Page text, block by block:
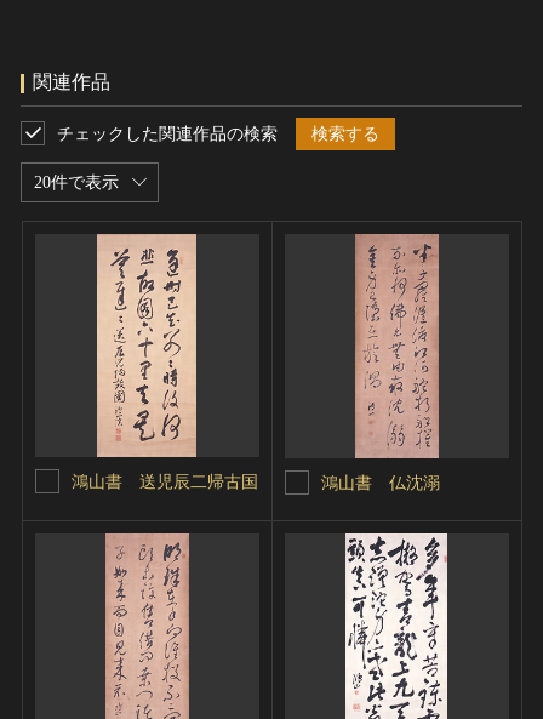
関連作品
20件で表示
チェックした関連作品の検索 検索する
鴻山書 送児辰二帰古国 鴻山書 仏沈溺